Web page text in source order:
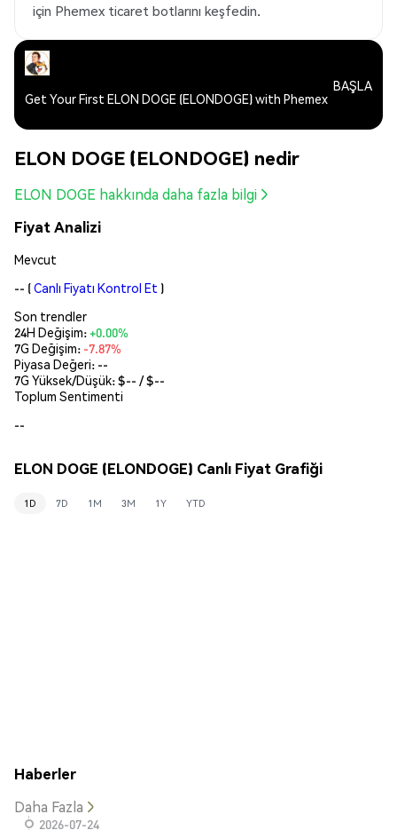
için Phemex ticaret botlarını keşfedin.
Get Your First ELON DOGE (ELONDOGE) with Phemex
BAŞLA
ELON DOGE (ELONDOGE) nedir
ELON DOGE hakkında daha fazla bilgi
Fiyat Analizi
Mevcut
-- (Canlı Fiyatı Kontrol Et )
Son trendler
24H Değişim:+0.00%
7G Değişim: -7.87%
Piyasa Değeri: --
7G Yüksek/Düşük: $-- / $--
Toplum Sentimenti
--
ELON DOGE (ELONDOGE) Canlı Fiyat Grafiği
1D 7D 1M 3M 1Y YTD
Haberler
Daha Fazla
2026-07-24